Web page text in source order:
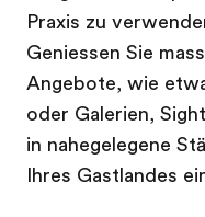
Praxis zu
Geniessen Sie
Angebote, wie
oder Galerien,
in nahegelegene
Ihres Gastlandes